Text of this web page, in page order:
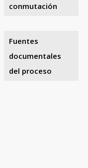
conmutación
Fuentes
documentales
del proceso